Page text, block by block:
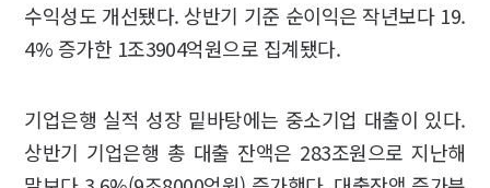
수익성도 개선됐다. 상반기 기준 순이익은 작년보다 19.
4% 증가한 1조3904억원으로 집계됐다.
기업은행 실적 성장 밑바탕에는 중소기업 대출이 있다.
상반기 기업은행 총 대출 잔액은 283조원으로 지난해